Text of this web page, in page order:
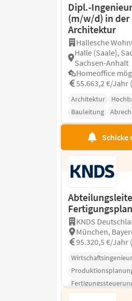
Dipl.-
(m/w/d) in der
Architektur
Hallesche
Halle (Saale),
Sachsen-Anhalt
Homeoffice
55.663,2 €/Jahr
Architektur
Bauleitung
Schicke
KNDS
München,
95.320,5 €/Jahr